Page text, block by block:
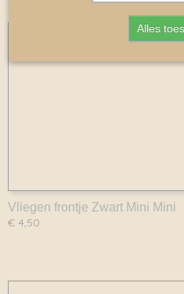
Vliegen frontje Zwart Mini Mini
€ 4,50
Alles